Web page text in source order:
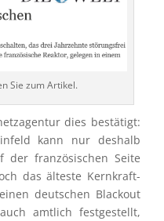
Sie zum Artikel.
dies bestä­tigt:
kann nur deshalb
der franzö­si­schen Seite
das älteste Kernkraft­
deutschen Black­out
amtlich festge­stellt,